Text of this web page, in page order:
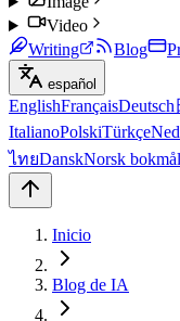
Video
Writing
Blog
español
EnglishFrançaisDeutsch
ItalianoPolskiTürkçe
ไทยDanskNorsk bokmål
Inicio
Blog de IA